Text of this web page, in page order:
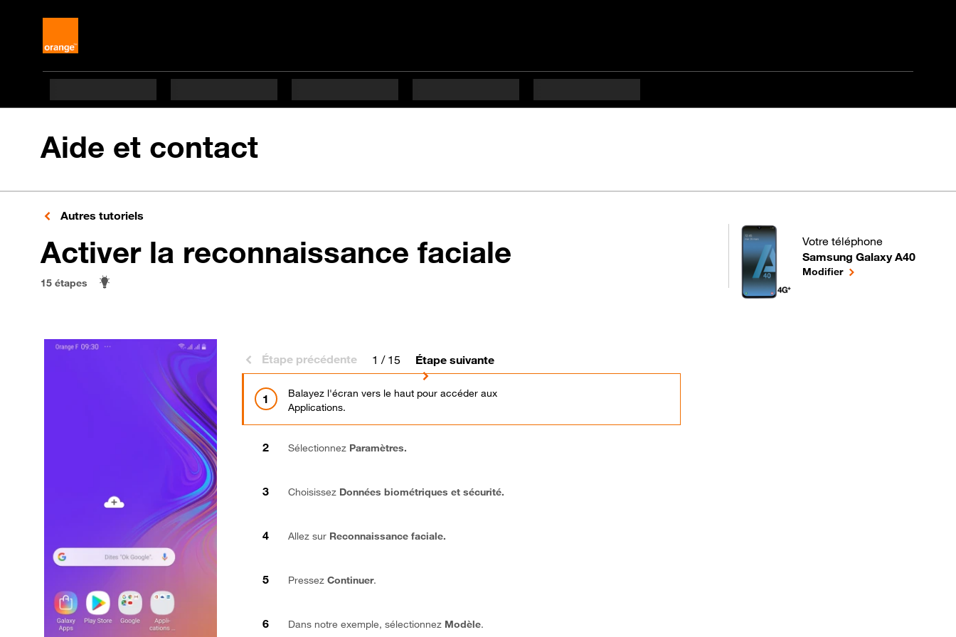
Aide et contact
Autres tutoriels
Activer la reconnaissance faciale en 15 étapes difficulté
15 étapes
Votre téléphone
Samsung Galaxy A40
pour votre Samsung Galaxy
Modifierle téléphone
Étape précédente 1 / 15 Étape suivante
Balayez l'écran vers le haut pour accéder aux
Applications.
Sélectionnez Paramètres.
Choisissez Données biométriques et sécurité.
Allez sur Reconnaissance faciale.
Pressez Continuer.
Dans notre exemple, sélectionnez Modèle.